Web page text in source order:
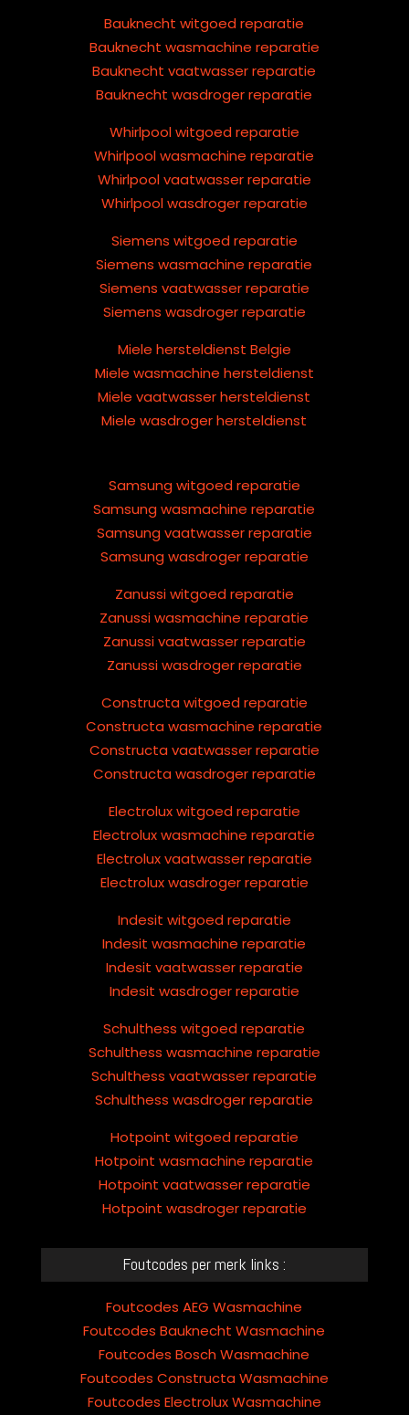
Bauknecht witgoed reparatie
Bauknecht wasmachine reparatie
Bauknecht vaatwasser reparatie
Bauknecht wasdroger reparatie
Whirlpool witgoed reparatie
Whirlpool wasmachine reparatie
Whirlpool vaatwasser reparatie
Whirlpool wasdroger reparatie
Siemens witgoed reparatie
Siemens wasmachine reparatie
Siemens vaatwasser reparatie
Siemens wasdroger reparatie
Miele hersteldienst Belgie
Miele wasmachine hersteldienst
Miele vaatwasser hersteldienst
Miele wasdroger hersteldienst
Samsung witgoed reparatie
Samsung wasmachine reparatie
Samsung vaatwasser reparatie
Samsung wasdroger reparatie
Zanussi witgoed reparatie
Zanussi wasmachine reparatie
Zanussi vaatwasser reparatie
Zanussi wasdroger reparatie
Constructa witgoed reparatie
Constructa wasmachine reparatie
Constructa vaatwasser reparatie
Constructa wasdroger reparatie
Electrolux witgoed reparatie
Electrolux wasmachine reparatie
Electrolux vaatwasser reparatie
Electrolux wasdroger reparatie
Indesit witgoed reparatie
Indesit wasmachine reparatie
Indesit vaatwasser reparatie
Indesit wasdroger reparatie
Schulthess witgoed reparatie
Schulthess wasmachine reparatie
Schulthess vaatwasser reparatie
Schulthess wasdroger reparatie
Hotpoint witgoed reparatie
Hotpoint wasmachine reparatie
Hotpoint vaatwasser reparatie
Hotpoint wasdroger reparatie
Foutcodes per merk links :
Foutcodes AEG Wasmachine
Foutcodes Bauknecht Wasmachine
Foutcodes Bosch Wasmachine
Foutcodes Constructa Wasmachine
Foutcodes Electrolux Wasmachine